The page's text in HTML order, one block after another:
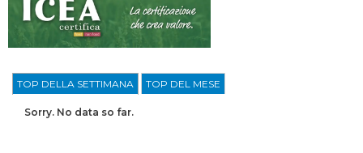
TOP DELLA SETTIMANA TOP DEL MESE
Sorry. No data so far.